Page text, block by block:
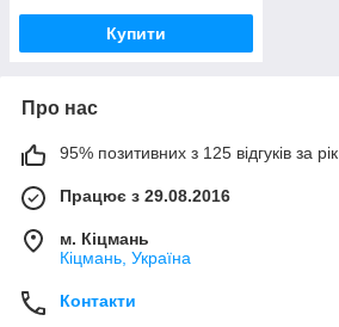
Купити
Про нас
95% позитивних з 125 відгуків за рік
Працює з 29.08.2016
м. Кіцмань
Кіцмань, Україна
Контакти